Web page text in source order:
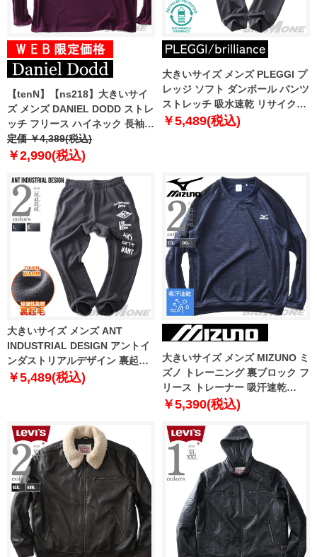
【tenN】【ns218】大きいサイ
ズ メンズ DANIEL DODD ストレ
ッチ フリース ハイネック 長袖 T
シャツ 601-t2404fh
定価 ￥4,389(税込)
￥2,990(税込)
大きいサイズ メンズ PLEGGI プ
レッジ ソフト ダンボール パンツ
ストレッチ 吸水速乾 リサイクル
ポリエステル使用 64-77202-2
￥5,489(税込)
大きいサイズ メンズ ANT
INDUSTRIAL DESIGN アントイ
ンダストリアルデザイン 裏起毛
スウェット パンツ 12439037
￥5,489(税込)
大きいサイズ メンズ MIZUNO ミ
ズノ トレーニング 裏ブロック フ
リース トレーナー 吸汗速乾
k2jcbb46
￥5,390(税込)